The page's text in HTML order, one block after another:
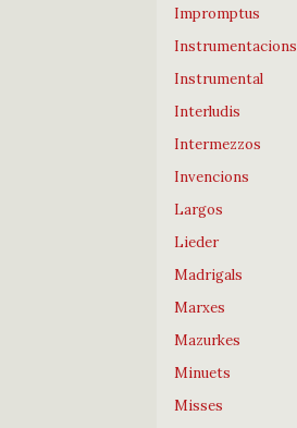
Impromptus
Instrumentacions
Instrumental
Interludis
Intermezzos
Invencions
Largos
Lieder
Madrigals
Marxes
Mazurkes
Minuets
Misses